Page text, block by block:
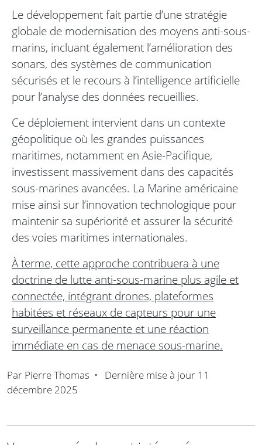
Le développement fait partie d’une stratégie
globale de modernisation des moyens anti-sous-
marins, incluant également l’amélioration des
sonars, des systèmes de communication
sécurisés et le recours à l’intelligence artificielle
pour l’analyse des données recueillies.
Ce déploiement intervient dans un contexte
géopolitique où les grandes puissances
maritimes, notamment en Asie-Pacifique,
investissent massivement dans des capacités
sous-marines avancées. La Marine américaine
mise ainsi sur l’innovation technologique pour
maintenir sa supériorité et assurer la sécurité
des voies maritimes internationales.
À terme, cette approche contribuera à une
doctrine de lutte anti-sous-marine plus agile et
connectée, intégrant drones, plateformes
habitées et réseaux de capteurs pour une
surveillance permanente et une réaction
immédiate en cas de menace sous-marine.
Par Pierre Thomas • Dernière mise à jour 11
décembre 2025